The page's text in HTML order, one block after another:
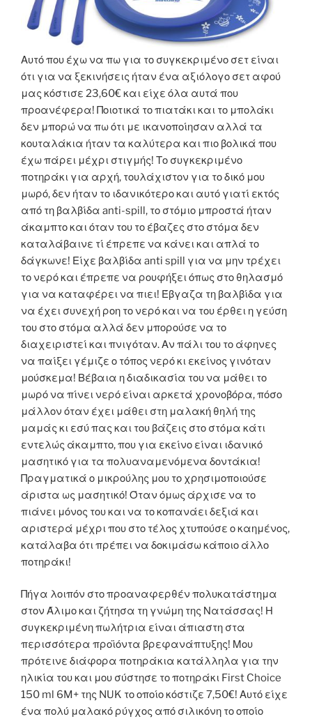
Αυτό που έχω να πω για το συγκεκριμένο σετ είναι
ότι για να ξεκινήσεις ήταν ένα αξιόλογο σετ αφού
μας κόστισε 23,60€ και είχε όλα αυτά που
προανέφερα! Ποιοτικά το πιατάκι και το μπολάκι
δεν μπορώ να πω ότι με ικανοποίησαν αλλά τα
κουταλάκια ήταν τα καλύτερα και πιο βολικά που
έχω πάρει μέχρι στιγμής! Το συγκεκριμένο
ποτηράκι για αρχή, τουλάχιστον για το δικό μου
μωρό, δεν ήταν το ιδανικότερο και αυτό γιατί εκτός
από τη βαλβίδα anti-spill, το στόμιο μπροστά ήταν
άκαμπτο και όταν του το έβαζες στο στόμα δεν
καταλάβαινε τί έπρεπε να κάνει και απλά το
δάγκωνε! Είχε βαλβίδα anti spill για να μην τρέχει
το νερό και έπρεπε να ρουφήξει όπως στο θηλασμό
για να καταφέρει να πιει! Έβγαζα τη βαλβίδα για
να έχει συνεχή ροη το νερό και να του έρθει η γεύση
του στο στόμα αλλά δεν μπορούσε να το
διαχειριστεί και πνιγόταν. Αν πάλι του το άφηνες
να παίξει γέμιζε ο τόπος νερό κι εκείνος γινόταν
μούσκεμα! Βέβαια η διαδικασία του να μάθει το
μωρό να πίνει νερό είναι αρκετά χρονοβόρα, πόσο
μάλλον όταν έχει μάθει στη μαλακή θηλή της
μαμάς κι εσύ πας και του βάζεις στο στόμα κάτι
εντελώς άκαμπτο, που για εκείνο είναι ιδανικό
μασητικό για τα πολυαναμενόμενα δοντάκια!
Πραγματικά ο μικρούλης μου το χρησιμοποιούσε
άριστα ως μασητικό! Όταν όμως άρχισε να το
πιάνει μόνος του και να το κοπανάει δεξιά και
αριστερά μέχρι που στο τέλος χτυπούσε ο καημένος,
κατάλαβα ότι πρέπει να δοκιμάσω κάποιο άλλο
ποτηράκι!
Πήγα λοιπόν στο προαναφερθέν πολυκατάστημα
στον Άλιμο και ζήτησα τη γνώμη της Νατάσσας! Η
συγκεκριμένη πωλήτρια είναι άπιαστη στα
περισσότερα προϊόντα βρεφανάπτυξης! Μου
πρότεινε διάφορα ποτηράκια κατάλληλα για την
ηλικία του και μου σύστησε το ποτηράκι First Choice
150 ml 6M+ της NUK το οποίο κόστιζε 7,50€! Αυτό είχε
ένα πολύ μαλακό ρύγχος από σιλικόνη το οποίο